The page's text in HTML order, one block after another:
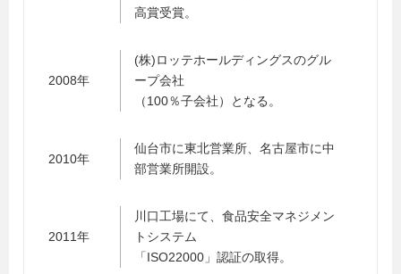
高賞受賞。
2008年
(株)ロッテホールディングスのグル
ープ会社
（100％子会社）となる。
2010年
仙台市に東北営業所、名古屋市に中
部営業所開設。
2011年
川口工場にて、食品安全マネジメン
トシステム
「ISO22000」認証の取得。